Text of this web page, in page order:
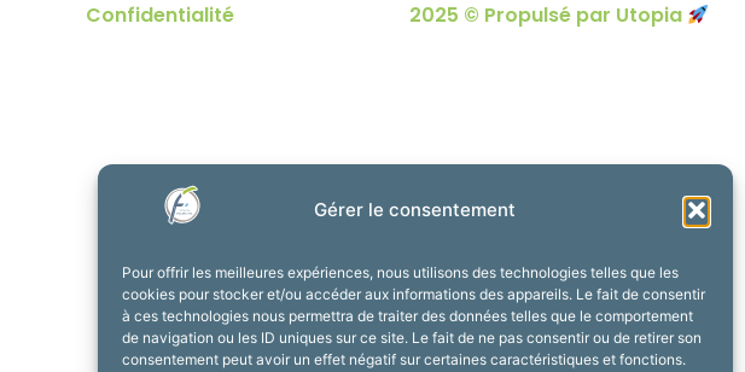
Gérer le consentement
Pour offrir les meilleures expériences, nous utilisons des technologies telles que les
cookies pour stocker et/ou accéder aux informations des appareils. Le fait de consentir
à ces technologies nous permettra de traiter des données telles que le comportement
de navigation ou les ID uniques sur ce site. Le fait de ne pas consentir ou de retirer son
consentement peut avoir un effet négatif sur certaines caractéristiques et fonctions.
Confidentialité 2025 © Propulsé par Utopia